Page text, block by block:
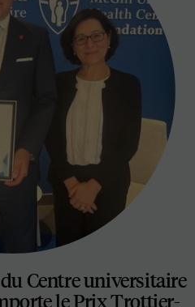
Centre universitaire
le Prix Trottier-